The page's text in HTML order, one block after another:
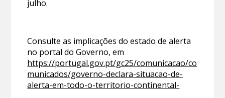
julho.
Consulte as implicações do estado de alerta
no portal do Governo, em
https://portugal.gov.pt/gc25/comunicacao/co
municados/governo-declara-situacao-de-
alerta-em-todo-o-territorio-continental-